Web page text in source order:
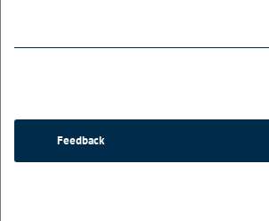
Feedback